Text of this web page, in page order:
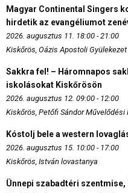
Magyar Continental Singers
hirdetik az evangéliumot
2026. augusztus 11. 18:00 - 21:00
Kiskőrös, Oázis Apostoli
Sakkra fel! – Háromnapos
iskolásokat Kiskőrösön
2026. augusztus 12. 09:00 - 12:00
Kiskőrös, Petőfi Sándor Művelődési
Kóstolj bele a western
2026. augusztus 15. 10:00 - 17:00
Kiskőrös, István lovastanya
Ünnepi szabadtéri